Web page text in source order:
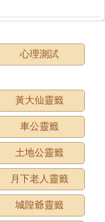
心理測試
黃大仙靈籤
車公靈籤
土地公靈籤
月下老人靈籤
城隍爺靈籤